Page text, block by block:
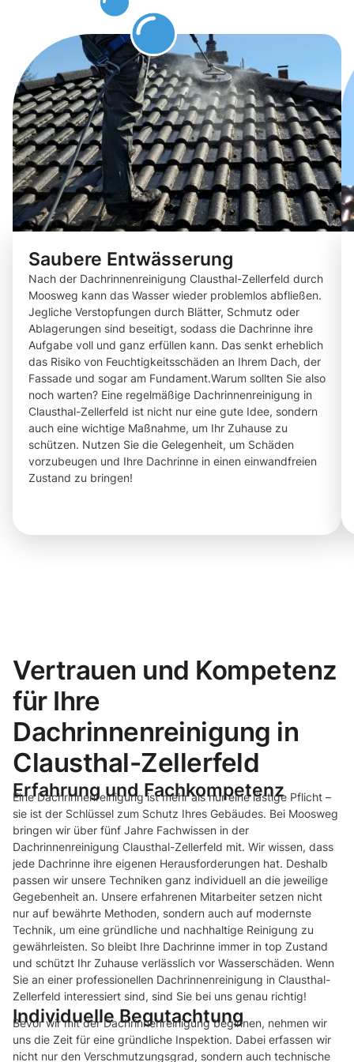
Saubere Entwässerung
Nach der Dachrinnenreinigung Clausthal-Zellerfeld durch
Moosweg kann das Wasser wieder problemlos abfließen.
Jegliche Verstopfungen durch Blätter, Schmutz oder
Ablagerungen sind beseitigt, sodass die Dachrinne ihre
Aufgabe voll und ganz erfüllen kann. Das senkt erheblich
das Risiko von Feuchtigkeitsschäden an Ihrem Dach, der
Fassade und sogar am Fundament.Warum sollten Sie also
noch warten? Eine regelmäßige Dachrinnenreinigung in
Clausthal-Zellerfeld ist nicht nur eine gute Idee, sondern
auch eine wichtige Maßnahme, um Ihr Zuhause zu
schützen. Nutzen Sie die Gelegenheit, um Schäden
vorzubeugen und Ihre Dachrinne in einen einwandfreien
Zustand zu bringen!
Vertrauen und Kompetenz
für Ihre
Dachrinnenreinigung in
Clausthal-Zellerfeld
Erfahrung und Fachkompetenz
Eine Dachrinnenreinigung ist mehr als nur eine lästige Pflicht –
sie ist der Schlüssel zum Schutz Ihres Gebäudes. Bei Moosweg
bringen wir über fünf Jahre Fachwissen in der
Dachrinnenreinigung Clausthal-Zellerfeld mit. Wir wissen, dass
jede Dachrinne ihre eigenen Herausforderungen hat. Deshalb
passen wir unsere Techniken ganz individuell an die jeweilige
Gegebenheit an. Unsere erfahrenen Mitarbeiter setzen nicht
nur auf bewährte Methoden, sondern auch auf modernste
Technik, um eine gründliche und nachhaltige Reinigung zu
gewährleisten. So bleibt Ihre Dachrinne immer in top Zustand
und schützt Ihr Zuhause verlässlich vor Wasserschäden. Wenn
Sie an einer professionellen Dachrinnenreinigung in Clausthal-
Zellerfeld interessiert sind, sind Sie bei uns genau richtig!
Individuelle Begutachtung
Bevor wir mit der Dachrinnenreinigung beginnen, nehmen wir
uns die Zeit für eine gründliche Inspektion. Dabei erfassen wir
nicht nur den Verschmutzungsgrad, sondern auch technische